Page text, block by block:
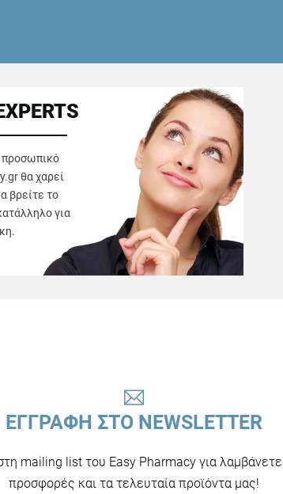
προσωπικό
θα χαρεί
βρείτε το
για
ΕΓΓΡΑΦΗ ΣΤΟ NEWSLETTER
mailing list του Easy Pharmacy για
προσφορές και τα τελευταία προϊόντα μας!